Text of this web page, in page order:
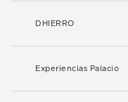
DHIERRO
Experiencias Palacio